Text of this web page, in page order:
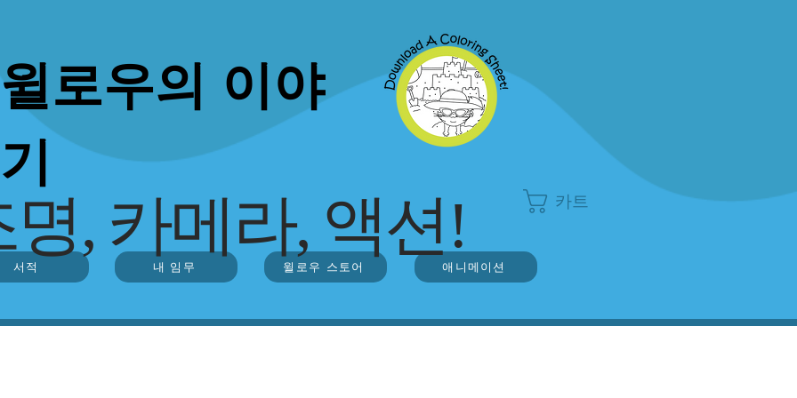
윌로우의 이야
기
카트
서적 내 임무 윌로우 스토어 애니메이션
명, 카메라, 액션!